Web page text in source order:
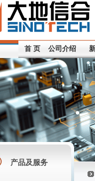
首 页 公司介绍
产品及服务